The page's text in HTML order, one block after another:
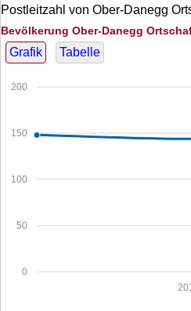
Postleitzahl von Ober-Danegg
Bevölkerung Ober-Danegg
Grafik Tabelle
0
50
100
150
200